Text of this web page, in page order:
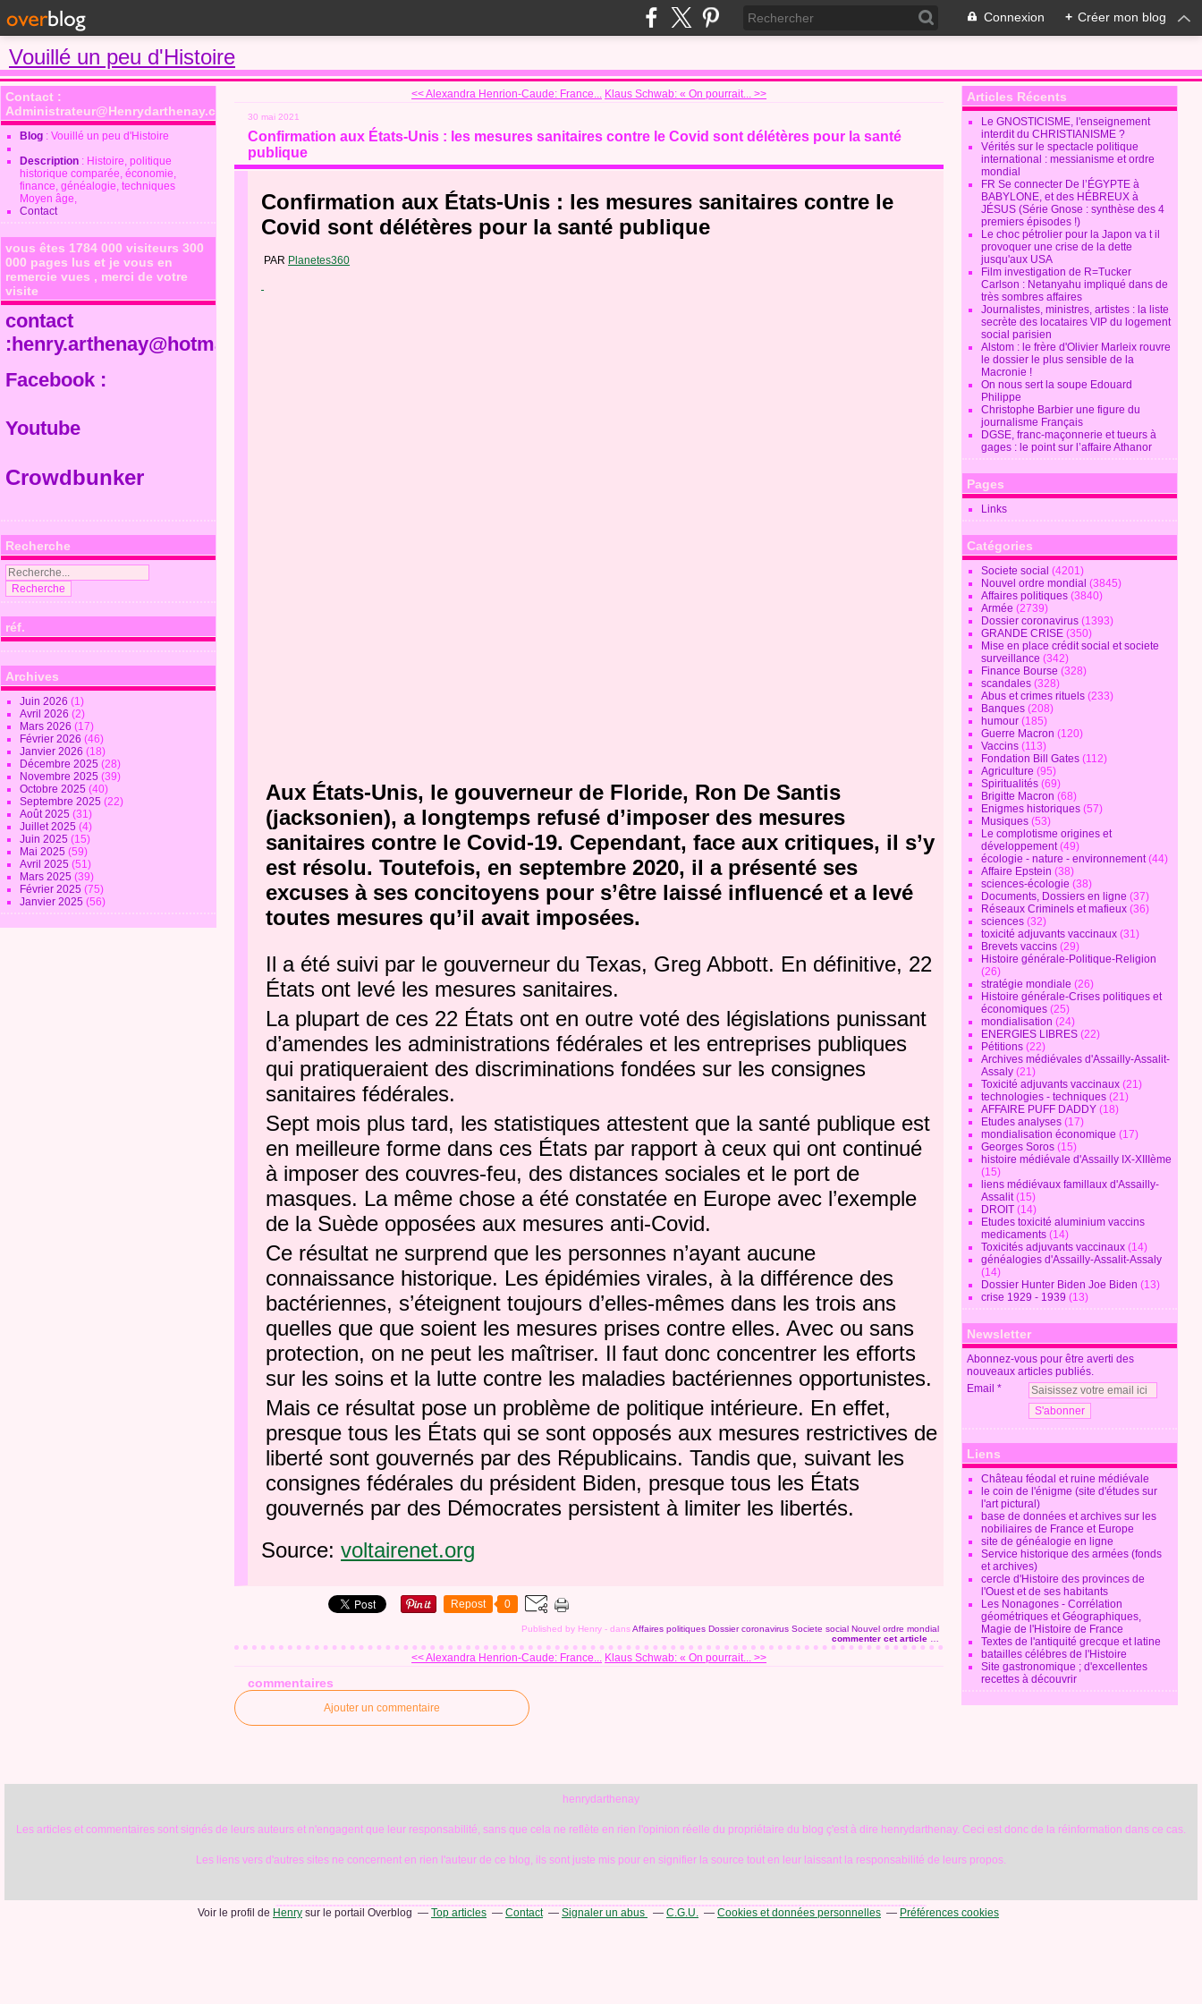
Connexion + Créer mon blog
Vouillé un peu d'Histoire
Contact :
Administrateur@Henrydarthenay.com
Blog : Vouillé un peu d'Histoire
Description : Histoire, politique
historique comparée, économie,
finance, généalogie, techniques
Moyen âge,
Contact
vous êtes 1784 000 visiteurs 300
000 pages lus et je vous en
remercie vues , merci de votre
visite
contact
:henry.arthenay@hotmail.fr
Facebook :
Youtube
Crowdbunker
Recherche
réf.
Archives
Juin 2026(1)
Avril 2026(2)
Mars 2026(17)
Février 2026(46)
Janvier 2026(18)
Décembre 2025(28)
Novembre 2025(39)
Octobre 2025(40)
Septembre 2025(22)
Août 2025(31)
Juillet 2025(4)
Juin 2025(15)
Mai 2025(59)
Avril 2025(51)
Mars 2025(39)
Février 2025(75)
Janvier 2025(56)
<< Alexandra Henrion-Caude: France... Klaus Schwab: « On pourrait... >>
30 mai 2021
Confirmation aux États-Unis : les mesures sanitaires contre le Covid sont délétères pour la santé
publique
Confirmation aux États-Unis : les mesures sanitaires contre le
Covid sont délétères pour la santé publique
PAR Planetes360
Aux États-Unis, le gouverneur de Floride, Ron De Santis
(jacksonien), a longtemps refusé d’imposer des mesures
sanitaires contre le Covid-19. Cependant, face aux critiques, il s’y
est résolu. Toutefois, en septembre 2020, il a présenté ses
excuses à ses concitoyens pour s’être laissé influencé et a levé
toutes mesures qu’il avait imposées.
Il a été suivi par le gouverneur du Texas, Greg Abbott. En définitive, 22
États ont levé les mesures sanitaires.
La plupart de ces 22 États ont en outre voté des législations punissant
d’amendes les administrations fédérales et les entreprises publiques
qui pratiqueraient des discriminations fondées sur les consignes
sanitaires fédérales.
Sept mois plus tard, les statistiques attestent que la santé publique est
en meilleure forme dans ces États par rapport à ceux qui ont continué
à imposer des couvres-feu, des distances sociales et le port de
masques. La même chose a été constatée en Europe avec l’exemple
de la Suède opposées aux mesures anti-Covid.
Ce résultat ne surprend que les personnes n’ayant aucune
connaissance historique. Les épidémies virales, à la différence des
bactériennes, s’éteignent toujours d’elles-mêmes dans les trois ans
quelles que que soient les mesures prises contre elles. Avec ou sans
protection, on ne peut les maîtriser. Il faut donc concentrer les efforts
sur les soins et la lutte contre les maladies bactériennes opportunistes.
Mais ce résultat pose un problème de politique intérieure. En effet,
presque tous les États qui se sont opposés aux mesures restrictives de
liberté sont gouvernés par des Républicains. Tandis que, suivant les
consignes fédérales du président Biden, presque tous les États
gouvernés par des Démocrates persistent à limiter les libertés.
Source:voltairenet.org
Repost 0
Published by Henry - dansAffaires politiques Dossier coronavirus Societe social Nouvel ordre mondial
commenter cet article …
<< Alexandra Henrion-Caude: France... Klaus Schwab: « On pourrait... >>
commentaires
Ajouter un commentaire
Articles Récents
Le GNOSTICISME, l'enseignement
interdit du CHRISTIANISME ?
Vérités sur le spectacle politique
international : messianisme et ordre
mondial
FR Se connecter De l’ÉGYPTE à
BABYLONE, et des HÉBREUX à
JÉSUS (Série Gnose : synthèse des 4
premiers épisodes !)
Le choc pétrolier pour la Japon va t il
provoquer une crise de la dette
jusqu'aux USA
Film investigation de R=Tucker
Carlson : Netanyahu impliqué dans de
très sombres affaires
Journalistes, ministres, artistes : la liste
secrète des locataires VIP du logement
social parisien
Alstom : le frère d'Olivier Marleix rouvre
le dossier le plus sensible de la
Macronie !
On nous sert la soupe Edouard
Philippe
Christophe Barbier une figure du
journalisme Français
DGSE, franc-maçonnerie et tueurs à
gages : le point sur l’affaire Athanor
Pages
Links
Catégories
Societe social (4201)
Nouvel ordre mondial (3845)
Affaires politiques (3840)
Armée (2739)
Dossier coronavirus (1393)
GRANDE CRISE (350)
Mise en place crédit social et societe
surveillance (342)
Finance Bourse (328)
scandales (328)
Abus et crimes rituels (233)
Banques (208)
humour (185)
Guerre Macron (120)
Vaccins (113)
Fondation Bill Gates (112)
Agriculture (95)
Spiritualités (69)
Brigitte Macron (68)
Enigmes historiques (57)
Musiques (53)
Le complotisme origines et
développement(49)
écologie - nature - environnement(44)
Affaire Epstein (38)
sciences-écologie (38)
Documents, Dossiers en ligne (37)
Réseaux Criminels et mafieux (36)
sciences (32)
toxicité adjuvants vaccinaux (31)
Brevets vaccins (29)
Histoire générale-Politique-Religion
(26)
stratégie mondiale (26)
Histoire générale-Crises politiques et
économiques (25)
mondialisation (24)
ENERGIES LIBRES (22)
Pétitions (22)
Archives médiévales d'Assailly-Assalit-
Assaly (21)
Toxicité adjuvants vaccinaux (21)
technologies - techniques (21)
AFFAIRE PUFF DADDY (18)
Etudes analyses (17)
mondialisation économique (17)
Georges Soros (15)
histoire médiévale d'Assailly IX-XIIIème
(15)
liens médiévaux famillaux d'Assailly-
Assalit(15)
DROIT (14)
Etudes toxicité aluminium vaccins
medicaments (14)
Toxicités adjuvants vaccinaux (14)
généalogies d'Assailly-Assalit-Assaly
(14)
Dossier Hunter Biden Joe Biden (13)
crise 1929 - 1939 (13)
Newsletter
Abonnez-vous pour être averti des
nouveaux articles publiés.
Email
Liens
Château féodal et ruine médiévale
le coin de l'énigme (site d'études sur
l'art pictural)
base de données et archives sur les
nobiliaires de France et Europe
site de généalogie en ligne
Service historique des armées (fonds
et archives)
cercle d'Histoire des provinces de
l'Ouest et de ses habitants
Les Nonagones - Corrélation
géométriques et Géographiques,
Magie de l'Histoire de France
Textes de l'antiquité grecque et latine
batailles célébres de l'Histoire
Site gastronomique ; d'excellentes
recettes à découvrir
henrydarthenay
Les articles et commentaires sont signés de leurs auteurs et n'engagent que leur responsabilité, sans que cela ne reflète en rien l'opinion réelle du propriétaire du blog ç'est à dire henrydarthenay. Ceci est donc de la réinformation dans ce cas.
Les liens vers d'autres sites ne concernent en rien l'auteur de ce blog, ils sont juste mis pour en signifier la source tout en leur laissant la responsabilité de leurs propos.
Voir le profil de Henry sur le portail Overblog Top articles Contact Signaler un abus C.G.U. Cookies et données personnelles Préférences cookies